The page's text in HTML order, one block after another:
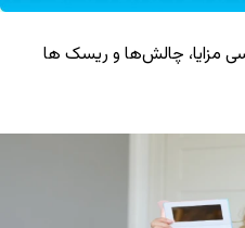
مزایا، چالش‌ها و ریسک ها